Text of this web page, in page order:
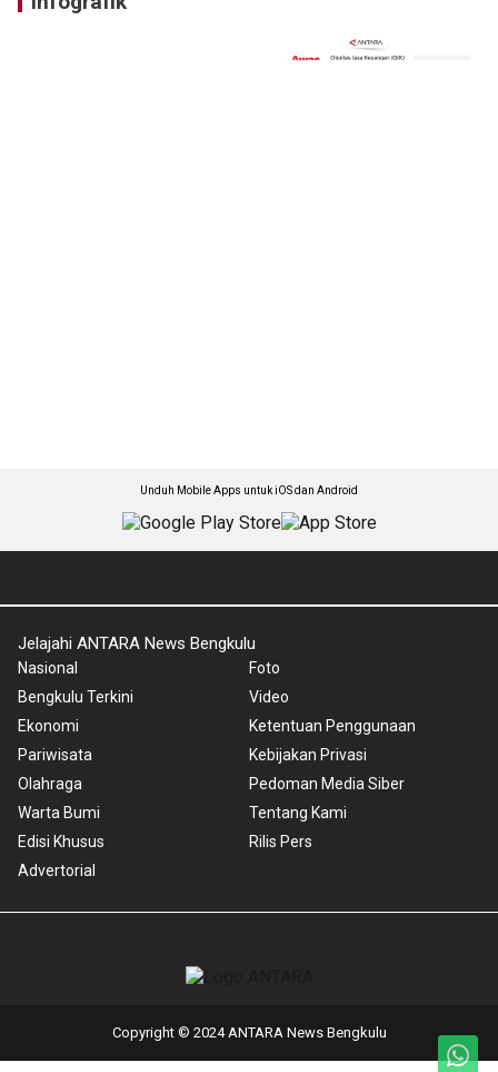
Unduh Mobile Apps untuk iOS dan Android
Jelajahi ANTARA News Bengkulu
Nasional
Bengkulu Terkini
Ekonomi
Pariwisata
Olahraga
Warta Bumi
Edisi Khusus
Advertorial
Foto
Video
Ketentuan Penggunaan
Kebijakan Privasi
Pedoman Media Siber
Tentang Kami
Rilis Pers
Copyright © 2024 ANTARA News Bengkulu